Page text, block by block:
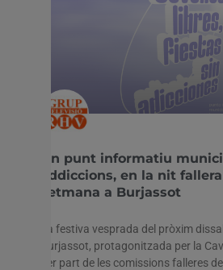
Un punt informatiu
addiccions, en la nit
setmana a Burjassot
La festiva vesprada del pròxim
Burjassot, protagonitzada per la
per part de les comissions falleres